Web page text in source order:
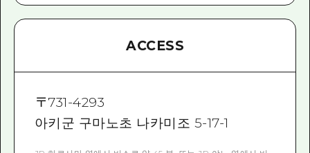
ACCESS
〒731-4293
아키군 구마노초 나카미조 5-17-1